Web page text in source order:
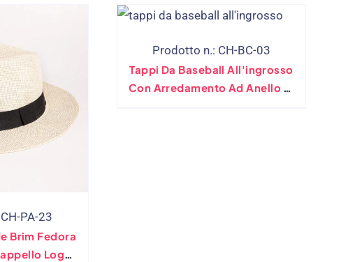
PA-23
Brim Fedora
Logo
Prodotto n.: CH-BC-03
Tappi Da Baseball All'ingrosso
Con Arredamento Ad Anello Di